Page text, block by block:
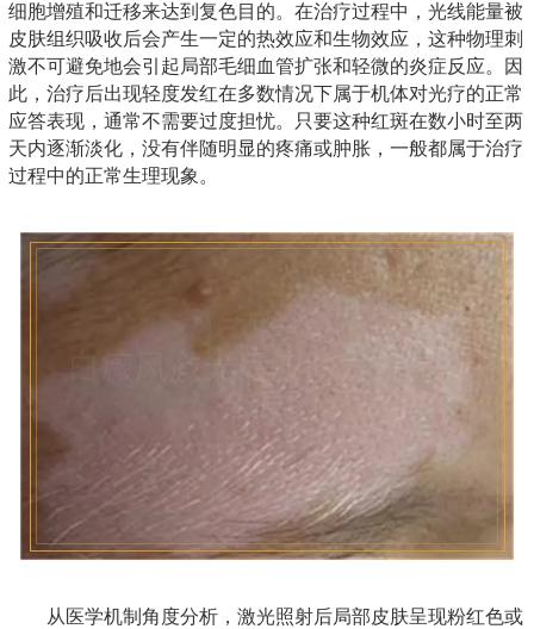
细胞增殖和迁移来达到复色目的。在治疗过程中，光线能量被
皮肤组织吸收后会产生一定的热效应和生物效应，这种物理刺
激不可避免地会引起局部毛细血管扩张和轻微的炎症反应。因
此，治疗后出现轻度发红在多数情况下属于机体对光疗的正常
应答表现，通常不需要过度担忧。只要这种红斑在数小时至两
天内逐渐淡化，没有伴随明显的疼痛或肿胀，一般都属于治疗
过程中的正常生理现象。
从医学机制角度分析，激光照射后局部皮肤呈现粉红色或